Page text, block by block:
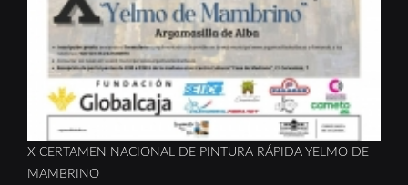
X CERTAMEN NACIONAL DE PINTURA RÁPIDA YELMO DE
MAMBRINO